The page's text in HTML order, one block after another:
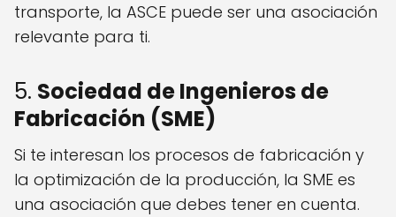
transporte, la ASCE puede ser una asociación
relevante para ti.
5. Sociedad de Ingenieros de
Fabricación (SME)
Si te interesan los procesos de fabricación y
la optimización de la producción, la SME es
una asociación que debes tener en cuenta.